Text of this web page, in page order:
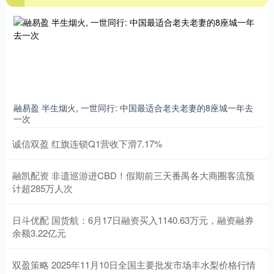
融易盈 半生烟火, 一世同行: 中国最适合老夫老妻的8座城一年去
一次
诚信双盈 红旗连锁Q1营收下滑7.17%
融凯配资 非遗巡游进CBD！假期前三天番禺各大商圈客流预
计超285万人次
日斗优配 国货航：6月17日融资买入1140.63万元，融资融券
余额3.22亿元
双盈策略 2025年11月10日全国主要批发市场丰水梨价格行情